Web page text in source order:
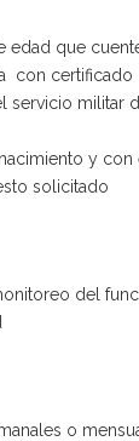
edad que
con certificado
servicio militar
y con
solicitado
del
o